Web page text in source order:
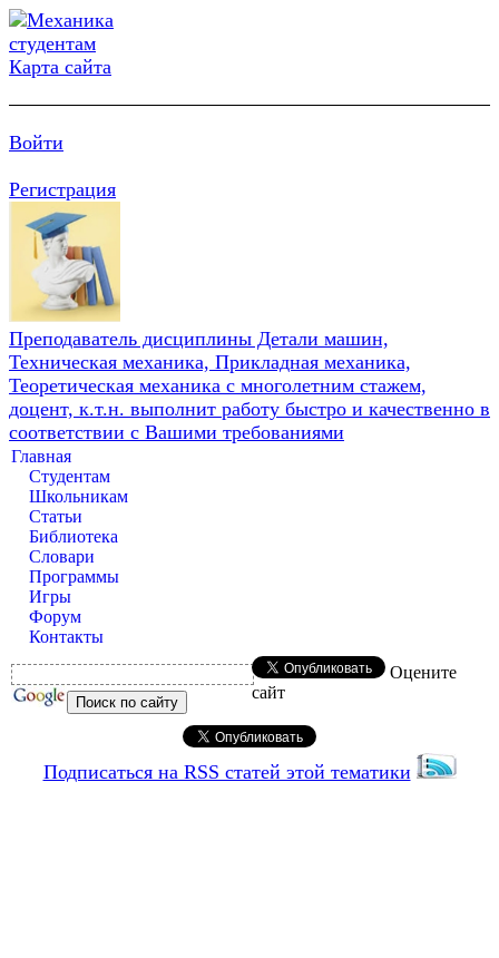
Карта сайта
Войти
Регистрация
Преподаватель дисциплины Детали машин,
Техническая механика, Прикладная механика,
Теоретическая механика с многолетним стажем,
доцент, к.т.н. выполнит работу быстро и качественно в
соответствии с Вашими требованиями
Главная
Студентам
Школьникам
Статьи
Библиотека
Словари
Программы
Игры
Форум
Контакты
Оцените
сайт
Подписаться на RSS статей этой тематики